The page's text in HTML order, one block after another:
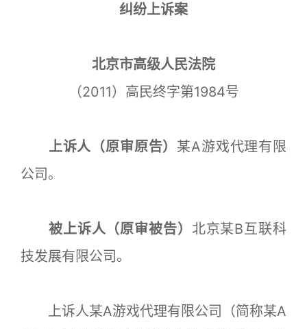
纠纷上诉案
北京市高级人民法院
（2011）高民终字第1984号
上诉人（原审原告） 某A游戏代理有限
公司。
被上诉人（原审被告） 北京某B互联科
技发展有限公司。
上诉人某A游戏代理有限公司（简称某A